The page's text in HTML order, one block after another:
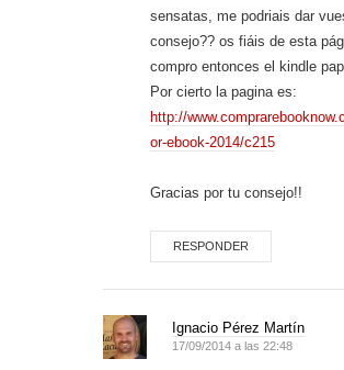
sensatas, me podriais dar
consejo?? os fiáis de esta
compro entonces el kindle
Por cierto la pagina es:
http://
or-ebook-2014/c215
Gracias por tu consejo!!
RESPONDER
Ignacio Pérez Martín
17/09/2014 a las 22:48